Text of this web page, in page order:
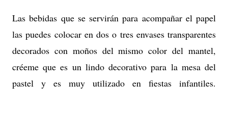
Las bebidas que se servirán para acompañar el papel
las puedes colocar en dos o tres envases transparentes
decorados con moños del mismo color del mantel,
créeme que es un lindo decorativo para la mesa del
pastel y es muy utilizado en fiestas infantiles.